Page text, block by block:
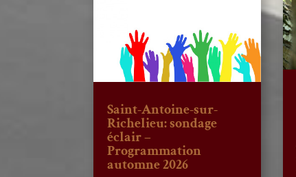
Saint-Antoine-sur-
Richelieu: sondage
éclair –
Programmation
automne 2026